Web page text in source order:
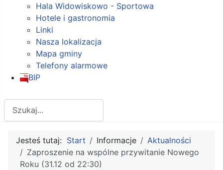
Hala Widowiskowo - Sportowa
Hotele i gastronomia
Linki
Nasza lokalizacja
Mapa gminy
Telefony alarmowe
BIP
Jesteś tutaj: Start Informacje
Aktualności
Zaproszenie na wspólne przywitanie Nowego
Roku (31.12 od 22:30)